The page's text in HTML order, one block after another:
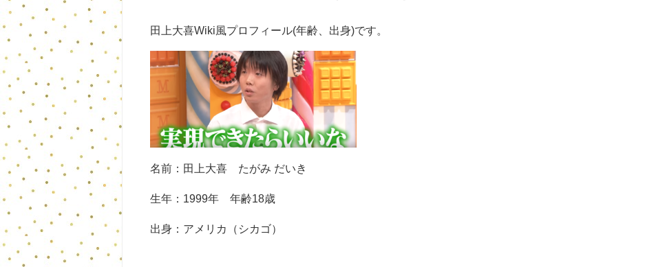
田上大喜Wiki風プロフィール(年齢、出身)です。
名前：田上大喜 たがみ だいき
生年：1999年 年齢18歳
出身：アメリカ（シカゴ）